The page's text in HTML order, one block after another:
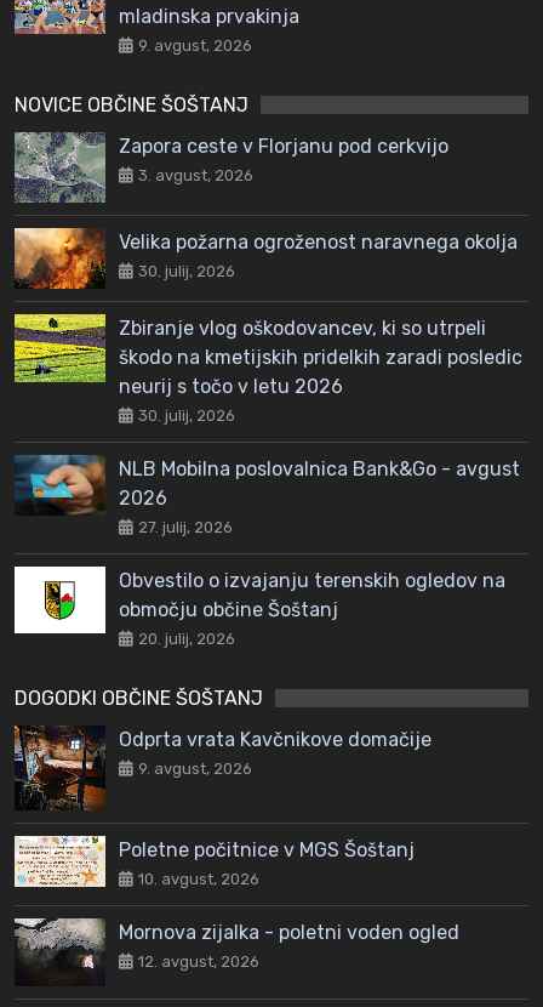
mladinska prvakinja
9. avgust, 2026
NOVICE OBČINE ŠOŠTANJ
Zapora ceste v Florjanu pod cerkvijo
3. avgust, 2026
Velika požarna ogroženost naravnega okolja
30. julij, 2026
Zbiranje vlog oškodovancev, ki so utrpeli
škodo na kmetijskih pridelkih zaradi posledic
neurij s točo v letu 2026
30. julij, 2026
NLB Mobilna poslovalnica Bank&Go - avgust
2026
27. julij, 2026
Obvestilo o izvajanju terenskih ogledov na
območju občine Šoštanj
20. julij, 2026
DOGODKI OBČINE ŠOŠTANJ
Odprta vrata Kavčnikove domačije
9. avgust, 2026
Poletne počitnice v MGS Šoštanj
10. avgust, 2026
Mornova zijalka - poletni voden ogled
12. avgust, 2026